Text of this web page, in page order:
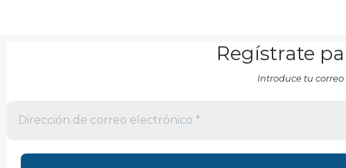
Regístrate
Introduce tu